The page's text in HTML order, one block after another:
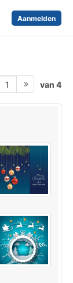
Aanmelden
1 van 4